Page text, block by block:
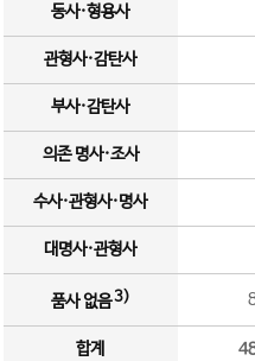
동사·형용사
관형사·감탄사
부사·감탄사
의존 명사·조사
수사·관형사·명사
대명사·관형사
품사 없음3)
합계